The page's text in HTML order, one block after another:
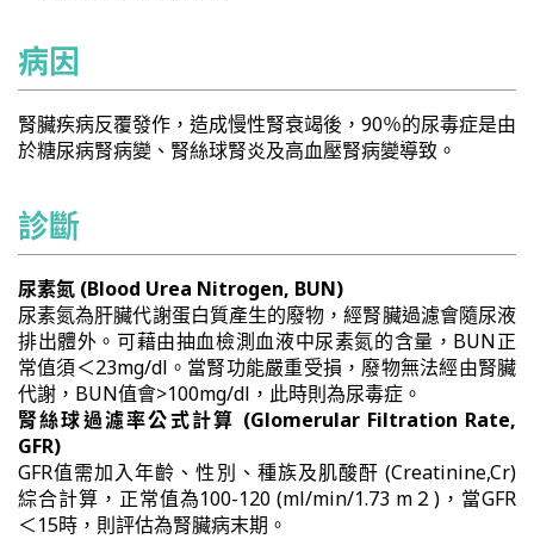
病因
腎臟疾病反覆發作，造成慢性腎衰竭後，90％的尿毒症是由
於糖尿病腎病變、腎絲球腎炎及高血壓腎病變導致。
診斷
尿素氮 (Blood Urea Nitrogen, BUN)
尿素氮為肝臟代謝蛋白質產生的廢物，經腎臟過濾會隨尿液
排出體外。可藉由抽血檢測血液中尿素氮的含量，BUN正
常值須＜23mg/dl。當腎功能嚴重受損，廢物無法經由腎臟
代謝，BUN值會>100mg/dl，此時則為尿毒症。
腎絲球過濾率公式計算 (Glomerular Filtration Rate,
GFR)
GFR值需加入年齡、性別、種族及肌酸酐 (Creatinine,Cr)
綜合計算，正常值為100-120 (ml/min/1.73 m２)，當GFR
＜15時，則評估為腎臟病末期。